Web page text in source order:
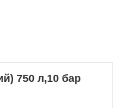
750 л,10 бар